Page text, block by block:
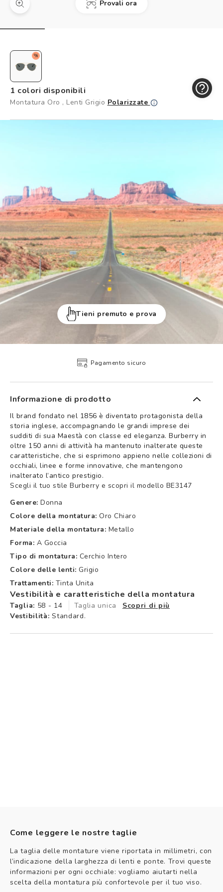
Prenota un test della vista gratuito
Controllo visivo
Carta fedeltà
Logout
Provali ora
%
1 colori disponibili
Montatura Oro , Lenti Grigio Polarizzate
Tieni premuto e prova
Pagamento sicuro
Informazione di prodotto
Il brand fondato nel 1856 è diventato protagonista della
storia inglese, accompagnando le grandi imprese dei
sudditi di sua Maestà con classe ed eleganza. Burberry in
oltre 150 anni di attività ha mantenuto inalterate queste
caratteristiche, che si esprimono appieno nelle collezioni di
occhiali, linee e forme innovative, che mantengono
inalterato l’antico prestigio.
Scegli il tuo stile Burberry e scopri il modello BE3147
Genere: Donna
Colore della montatura: Oro Chiaro
Materiale della montatura: Metallo
Forma: A Goccia
Tipo di montatura: Cerchio Intero
Colore delle lenti: Grigio
Trattamenti: Tinta Unita
Vestibilità e caratteristiche della montatura
Taglia: 58 - 14 Taglia unica
Scopri di più
Vestibilità: Standard.
Come leggere le nostre taglie
La taglia delle montature viene riportata in millimetri, con
l’indicazione della larghezza di lenti e ponte. Trovi queste
informazioni per ogni occhiale: vogliamo aiutarti nella
scelta della montatura più confortevole per il tuo viso.